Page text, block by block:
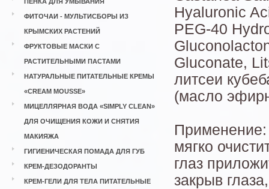
ФИТОЧАИ - МУЛЬТИСБОРЫ ИЗ
КРЫМСКИХ РАСТЕНИЙ
ФРУКТОВЫЕ МАСКИ С
РАСТИТЕЛЬНЫМИ ПАСТАМИ
НАТУРАЛЬНЫЕ ПИТАТЕЛЬНЫЕ КРЕМЫ
«CREAM MOUSSE»
МИЦЕЛЛЯРНАЯ ВОДА «SIMPLY CLEAN»
ДЛЯ ОЧИЩЕНИЯ КОЖИ И СНЯТИЯ
МАКИЯЖА
ГИГИЕНИЧЕСКАЯ ПОМАДА ДЛЯ ГУБ
КРЕМ-ДЕЗОДОРАНТЫ
КРЕМ-ГЕЛИ ДЛЯ ТЕЛА ПИТАТЕЛЬНЫЕ
Hyaluronic
PEG-40
Gluconate,
литсеи
(масло
Применение:
мягко
глаз
закрыв